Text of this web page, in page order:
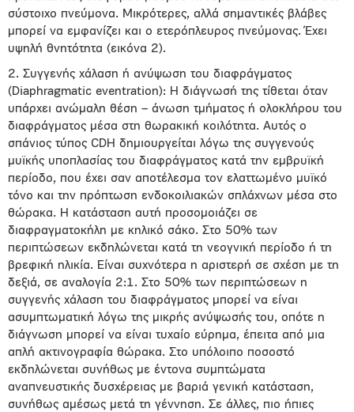
σύστοιχο πνεύμονα. Μικρότερες, αλλά σημαντικές βλάβες
μπορεί να εμφανίζει και ο ετερόπλευρος πνεύμονας. Έχει
υψηλή θνητότητα (εικόνα 2).
2. Συγγενής χάλαση ή ανύψωση του διαφράγματος
(Diaphragmatic eventration): Η διάγνωσή της τίθεται όταν
υπάρχει ανώμαλη θέση – άνωση τμήματος ή ολοκλήρου του
διαφράγματος μέσα στη θωρακική κοιλότητα. Αυτός ο
σπάνιος τύπος CDH δημιουργείται λόγω της συγγενούς
μυϊκής υποπλασίας του διαφράγματος κατά την εμβρυϊκή
περίοδο, που έχει σαν αποτέλεσμα τον ελαττωμένο μυϊκό
τόνο και την πρόπτωση ενδοκοιλιακών σπλάχνων μέσα στο
θώρακα. Η κατάσταση αυτή προσομοιάζει σε
διαφραγματοκήλη με κηλικό σάκο. Στο 50% των
περιπτώσεων εκδηλώνεται κατά τη νεογνική περίοδο ή τη
βρεφική ηλικία. Είναι συχνότερα η αριστερή σε σχέση με τη
δεξιά, σε αναλογία 2:1. Στο 50% των περιπτώσεων η
συγγενής χάλαση του διαφράγματος μπορεί να είναι
ασυμπτωματική λόγω της μικρής ανύψωσής του, οπότε η
διάγνωση μπορεί να είναι τυχαίο εύρημα, έπειτα από μια
απλή ακτινογραφία θώρακα. Στο υπόλοιπο ποσοστό
εκδηλώνεται συνήθως με έντονα συμπτώματα
αναπνευστικής δυσχέρειας με βαριά γενική κατάσταση,
συνήθως αμέσως μετά τη γέννηση. Σε άλλες, πιο ήπιες